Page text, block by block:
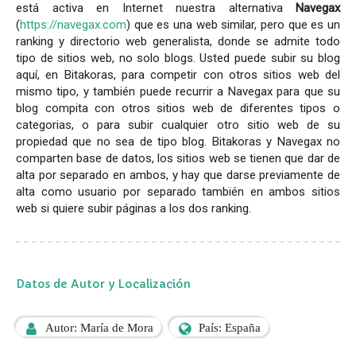
está activa en Internet nuestra alternativa Navegax
(https://navegax.com) que es una web similar, pero que es un
ranking y directorio web generalista, donde se admite todo
tipo de sitios web, no solo blogs. Usted puede subir su blog
aquí, en Bitakoras, para competir con otros sitios web del
mismo tipo, y también puede recurrir a Navegax para que su
blog compita con otros sitios web de diferentes tipos o
categorias, o para subir cualquier otro sitio web de su
propiedad que no sea de tipo blog. Bitakoras y Navegax no
comparten base de datos, los sitios web se tienen que dar de
alta por separado en ambos, y hay que darse previamente de
alta como usuario por separado también en ambos sitios
web si quiere subir páginas a los dos ranking.
Datos de Autor y Localización
Autor: María de Mora País: España